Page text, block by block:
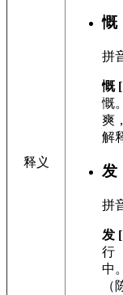
释义
慨
拼
慨
慨。
爽
解
发
拼
发
行
中